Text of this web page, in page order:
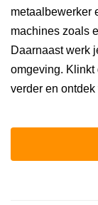
metaalbewerker
machines zoals
Daarnaast werk
omgeving. Klinkt
verder en